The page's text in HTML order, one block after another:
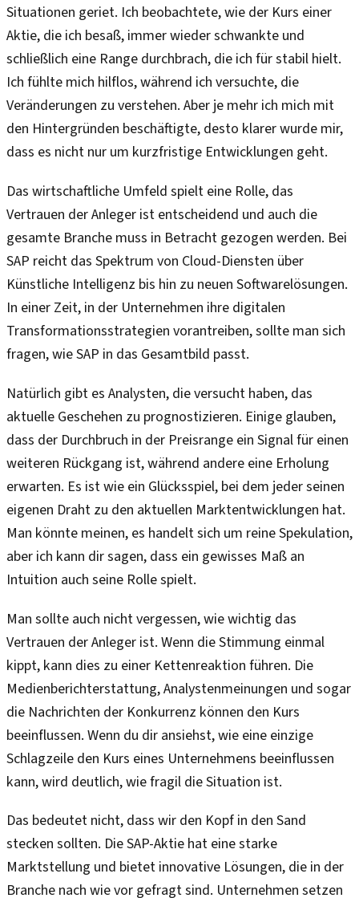
Situationen geriet. Ich beobachtete, wie der Kurs einer
Aktie, die ich besaß, immer wieder schwankte und
schließlich eine Range durchbrach, die ich für stabil hielt.
Ich fühlte mich hilflos, während ich versuchte, die
Veränderungen zu verstehen. Aber je mehr ich mich mit
den Hintergründen beschäftigte, desto klarer wurde mir,
dass es nicht nur um kurzfristige Entwicklungen geht.
Das wirtschaftliche Umfeld spielt eine Rolle, das
Vertrauen der Anleger ist entscheidend und auch die
gesamte Branche muss in Betracht gezogen werden. Bei
SAP reicht das Spektrum von Cloud-Diensten über
Künstliche Intelligenz bis hin zu neuen Softwarelösungen.
In einer Zeit, in der Unternehmen ihre digitalen
Transformationsstrategien vorantreiben, sollte man sich
fragen, wie SAP in das Gesamtbild passt.
Natürlich gibt es Analysten, die versucht haben, das
aktuelle Geschehen zu prognostizieren. Einige glauben,
dass der Durchbruch in der Preisrange ein Signal für einen
weiteren Rückgang ist, während andere eine Erholung
erwarten. Es ist wie ein Glücksspiel, bei dem jeder seinen
eigenen Draht zu den aktuellen Marktentwicklungen hat.
Man könnte meinen, es handelt sich um reine Spekulation,
aber ich kann dir sagen, dass ein gewisses Maß an
Intuition auch seine Rolle spielt.
Man sollte auch nicht vergessen, wie wichtig das
Vertrauen der Anleger ist. Wenn die Stimmung einmal
kippt, kann dies zu einer Kettenreaktion führen. Die
Medienberichterstattung, Analystenmeinungen und sogar
die Nachrichten der Konkurrenz können den Kurs
beeinflussen. Wenn du dir ansiehst, wie eine einzige
Schlagzeile den Kurs eines Unternehmens beeinflussen
kann, wird deutlich, wie fragil die Situation ist.
Das bedeutet nicht, dass wir den Kopf in den Sand
stecken sollten. Die SAP-Aktie hat eine starke
Marktstellung und bietet innovative Lösungen, die in der
Branche nach wie vor gefragt sind. Unternehmen setzen